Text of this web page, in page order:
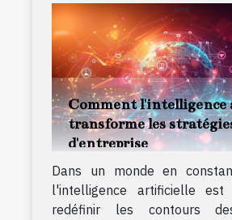
Comment l'intelligence
transforme les
d'entreprise
Dans un monde en
l'intelligence artificielle
redéfinir les contours